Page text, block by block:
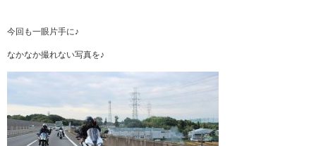
今回も一眼片手に♪
なかなか撮れない写真を♪